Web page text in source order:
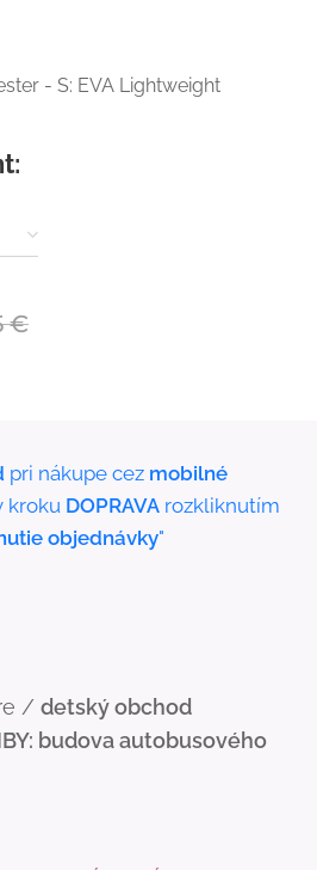
- S: EVA Lightweight
€
pri nákupe cez mobilné
kroku DOPRAVA rozkliknutím
objednávky"
/ detský obchod
budova autobusového